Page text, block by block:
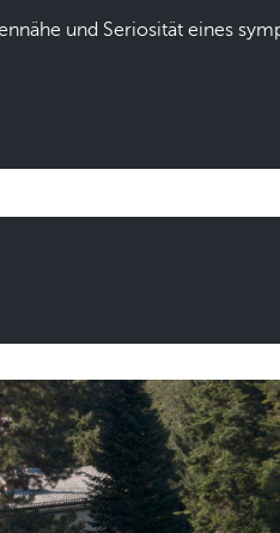
und Seriosität eines